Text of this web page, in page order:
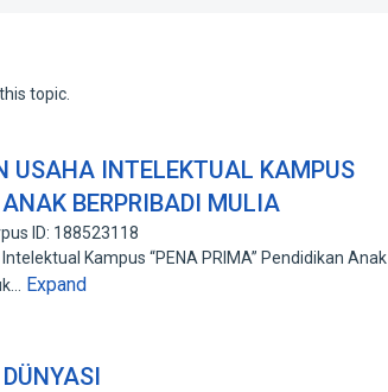
topic.
USAHA INTELEKTUAL KAMPUS
BERPRIBADI MULIA
ID: 188523118
Kampus “PENA PRIMA” Pendidikan Anak
Expand